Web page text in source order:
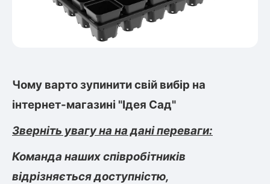
Чому варто зупинити свій вибір на
інтернет-магазині "Ідея Сад"
Зверніть увагу на на дані переваги:
Команда наших співробітників
відрізняється доступністю,